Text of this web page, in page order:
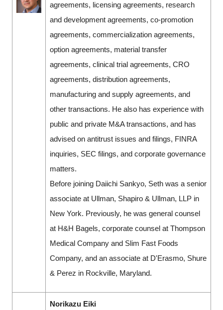
agreements, licensing agreements, research
and development agreements, co-promotion
agreements, commercialization agreements,
option agreements, material transfer
agreements, clinical trial agreements, CRO
agreements, distribution agreements,
manufacturing and supply agreements, and
other transactions. He also has experience with
public and private M&A transactions, and has
advised on antitrust issues and filings, FINRA
inquiries, SEC filings, and corporate governance
matters.
Before joining Daiichi Sankyo, Seth was a senior
associate at Ullman, Shapiro & Ullman, LLP in
New York. Previously, he was general counsel
at H&H Bagels, corporate counsel at Thompson
Medical Company and Slim Fast Foods
Company, and an associate at D'Erasmo, Shure
& Perez in Rockville, Maryland.
Norikazu Eiki